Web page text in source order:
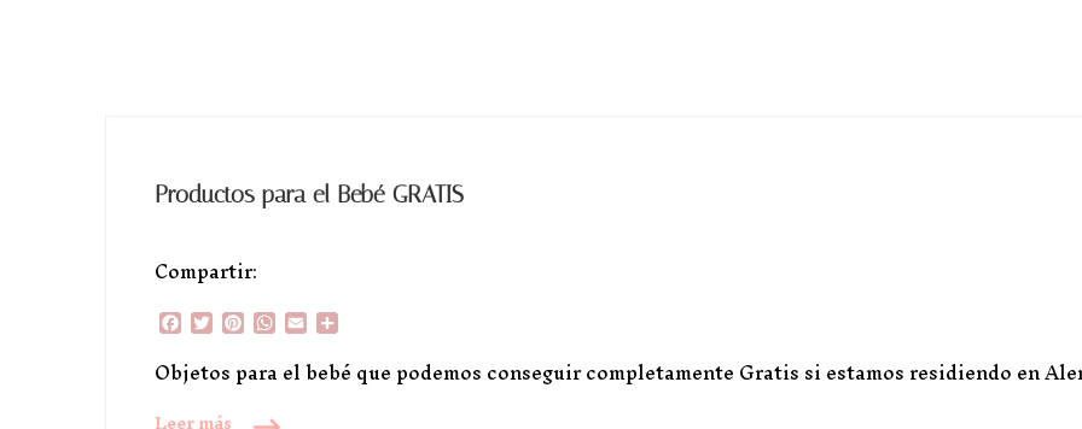
Productos para el Bebé GRATIS
Compartir:
Facebook
Twitter
Pinterest
WhatsApp
Email
Objetos para el bebé que podemos conseguir completamente Gratis si estamos residiendo en